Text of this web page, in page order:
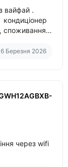
вайфай .
споживання
Березня 2026
через wifi